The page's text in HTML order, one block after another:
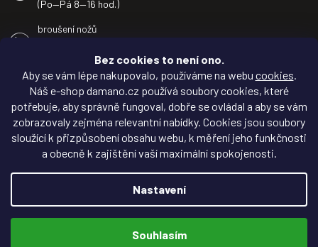
Bez cookies to není ono.
Aby se vám lépe nakupovalo, používáme na webu cookies.
Náš e-shop damano.cz používá soubory cookies, které
potřebuje, aby správně fungoval, dobře se ovládal a aby se vám
zobrazovaly zejména relevantní nabídky. Cookies jsou soubory
sloužící k přizpůsobení obsahu webu, k měření jeho funkčnosti
a obecně k zajištění vaší maximální spokojenosti.
Nastavení
Souhlasím
(Po—Pá 8—16 hod.)
broušení nožů
(Po—Pá 8—16 hod.)
info@damano.cz
Sledujte novinky na
Facebooku
Inspirujte se na
Instagramu
Copyright 2026DAMANO.cz. Všechna práva vyhrazena.